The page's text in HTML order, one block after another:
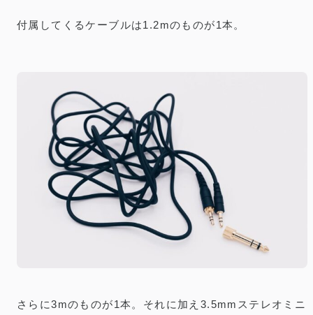
付属してくるケーブルは1.2mのものが1本。
さらに3mのものが1本。それに加え3.5mmステレオミニ